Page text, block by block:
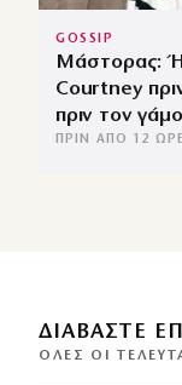
GOSSIP
Μάστορας:
Courtney
πριν τον γάμο
ΠΡΙΝ ΑΠΌ 12
ΔΙΑΒΑΣΤΕ
ΌΛΕΣ ΟΙ